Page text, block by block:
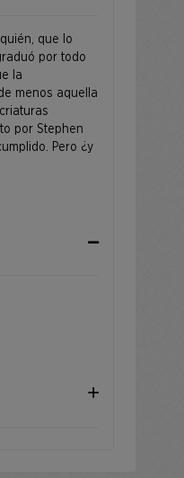
que lo
por todo
la
menos aquella
por Stephen
Pero ¿y